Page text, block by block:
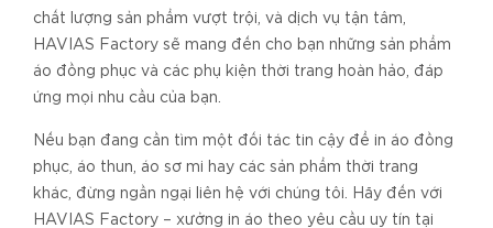
chất lượng sản phẩm vượt trội, và dịch vụ tận tâm,
HAVIAS Factory sẽ mang đến cho bạn những sản phẩm
áo đồng phục và các phụ kiện thời trang hoàn hảo, đáp
ứng mọi nhu cầu của bạn.
Nếu bạn đang cần tìm một đối tác tin cậy để in áo đồng
phục, áo thun, áo sơ mi hay các sản phẩm thời trang
khác, đừng ngần ngại liên hệ với chúng tôi. Hãy đến với
HAVIAS Factory – xưởng in áo theo yêu cầu uy tín tại